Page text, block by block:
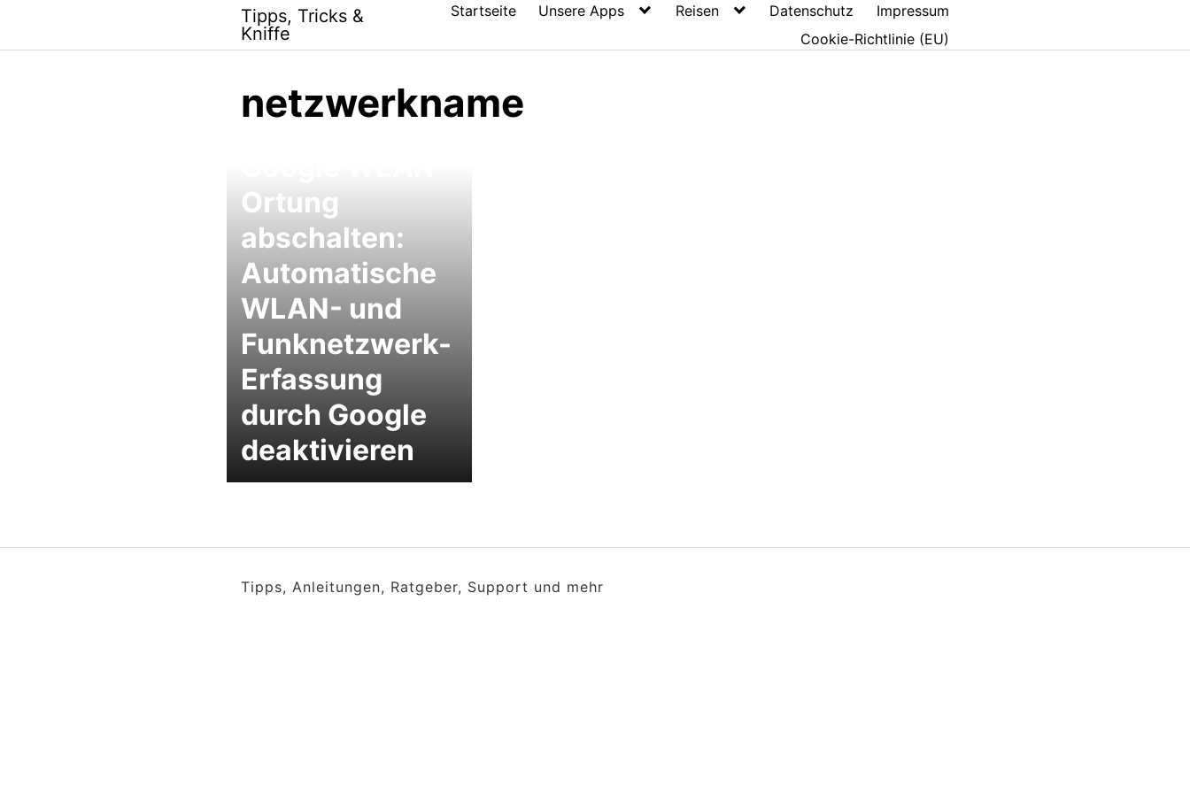
content
Tipps, Tricks &
Kniffe
Startseite Unsere Apps Reisen Datenschutz
Impressum
Cookie-Richtlinie (EU)
netzwerkname
Ortung
abschalten:
Automatische
WLAN- und
Funknetzwerk-
Erfassung
durch Google
deaktivieren
Tipps, Anleitungen, Ratgeber, Support und mehr